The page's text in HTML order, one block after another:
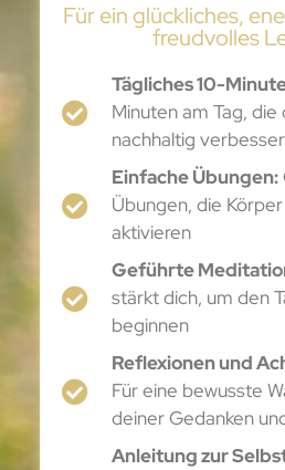
Für ein glückliches,
freudvolles
Tägliches 10-
Minuten am Tag,
nachhaltig
Einfache Übungen:
Übungen, die
aktivieren
Geführte
stärkt dich, um den
beginnen
Reflexionen und
Für eine bewusste
deiner Gedanken
Anleitung zur